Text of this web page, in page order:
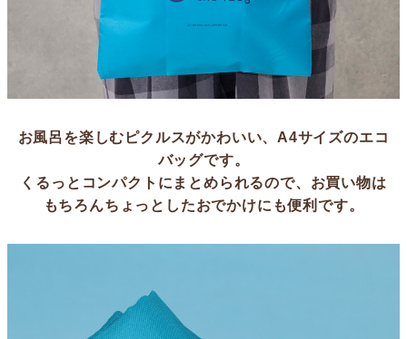
お風呂を楽しむピクルスがかわいい、A4サイズのエコ
バッグです。
くるっとコンパクトにまとめられるので、お買い物は
もちろんちょっとしたおでかけにも便利です。